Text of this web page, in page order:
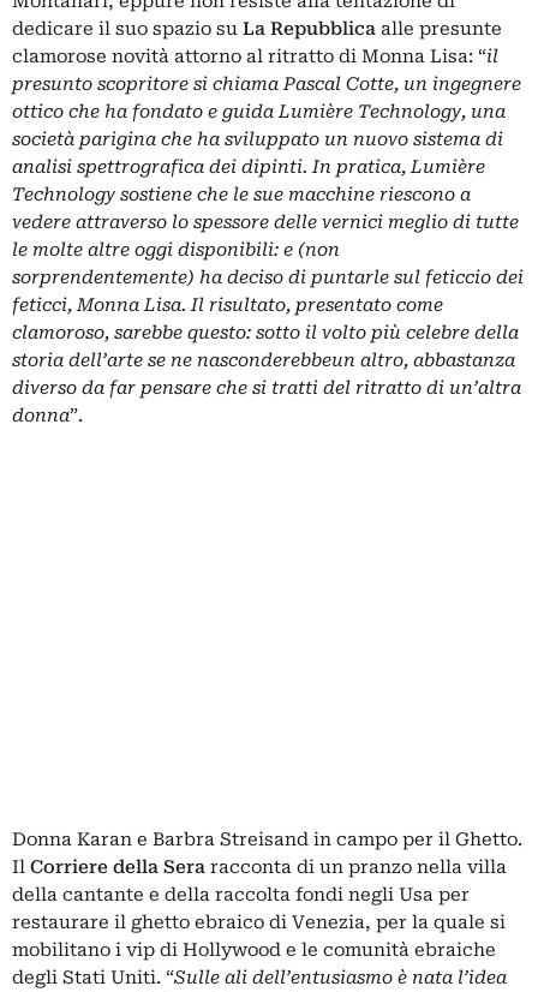
dedicare il suo spazio su La Repubblica alle presunte
clamorose novità attorno al ritratto di Monna Lisa: “il
presunto scopritore si chiama Pascal Cotte, un ingegnere
ottico che ha fondato e guida Lumière Technology, una
società parigina che ha sviluppato un nuovo sistema di
analisi spettrografica dei dipinti. In pratica, Lumière
Technology sostiene che le sue macchine riescono a
vedere attraverso lo spessore delle vernici meglio di tutte
le molte altre oggi disponibili: e (non
sorprendentemente) ha deciso di puntarle sul feticcio dei
feticci, Monna Lisa. Il risultato, presentato come
clamoroso, sarebbe questo: sotto il volto più celebre della
storia dell’arte se ne nasconderebbeun altro, abbastanza
diverso da far pensare che si tratti del ritratto di un’altra
donna”.
Donna Karan e Barbra Streisand in campo per il Ghetto.
Il Corriere della Sera racconta di un pranzo nella villa
della cantante e della raccolta fondi negli Usa per
restaurare il ghetto ebraico di Venezia, per la quale si
mobilitano i vip di Hollywood e le comunità ebraiche
degli Stati Uniti. “Sulle ali dell’entusiasmo è nata l’idea